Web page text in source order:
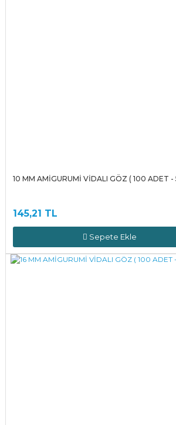
10 MM AMİGURUMİ VİDALI GÖZ ( 100 ADET -
145,21 TL
Sepete Ekle